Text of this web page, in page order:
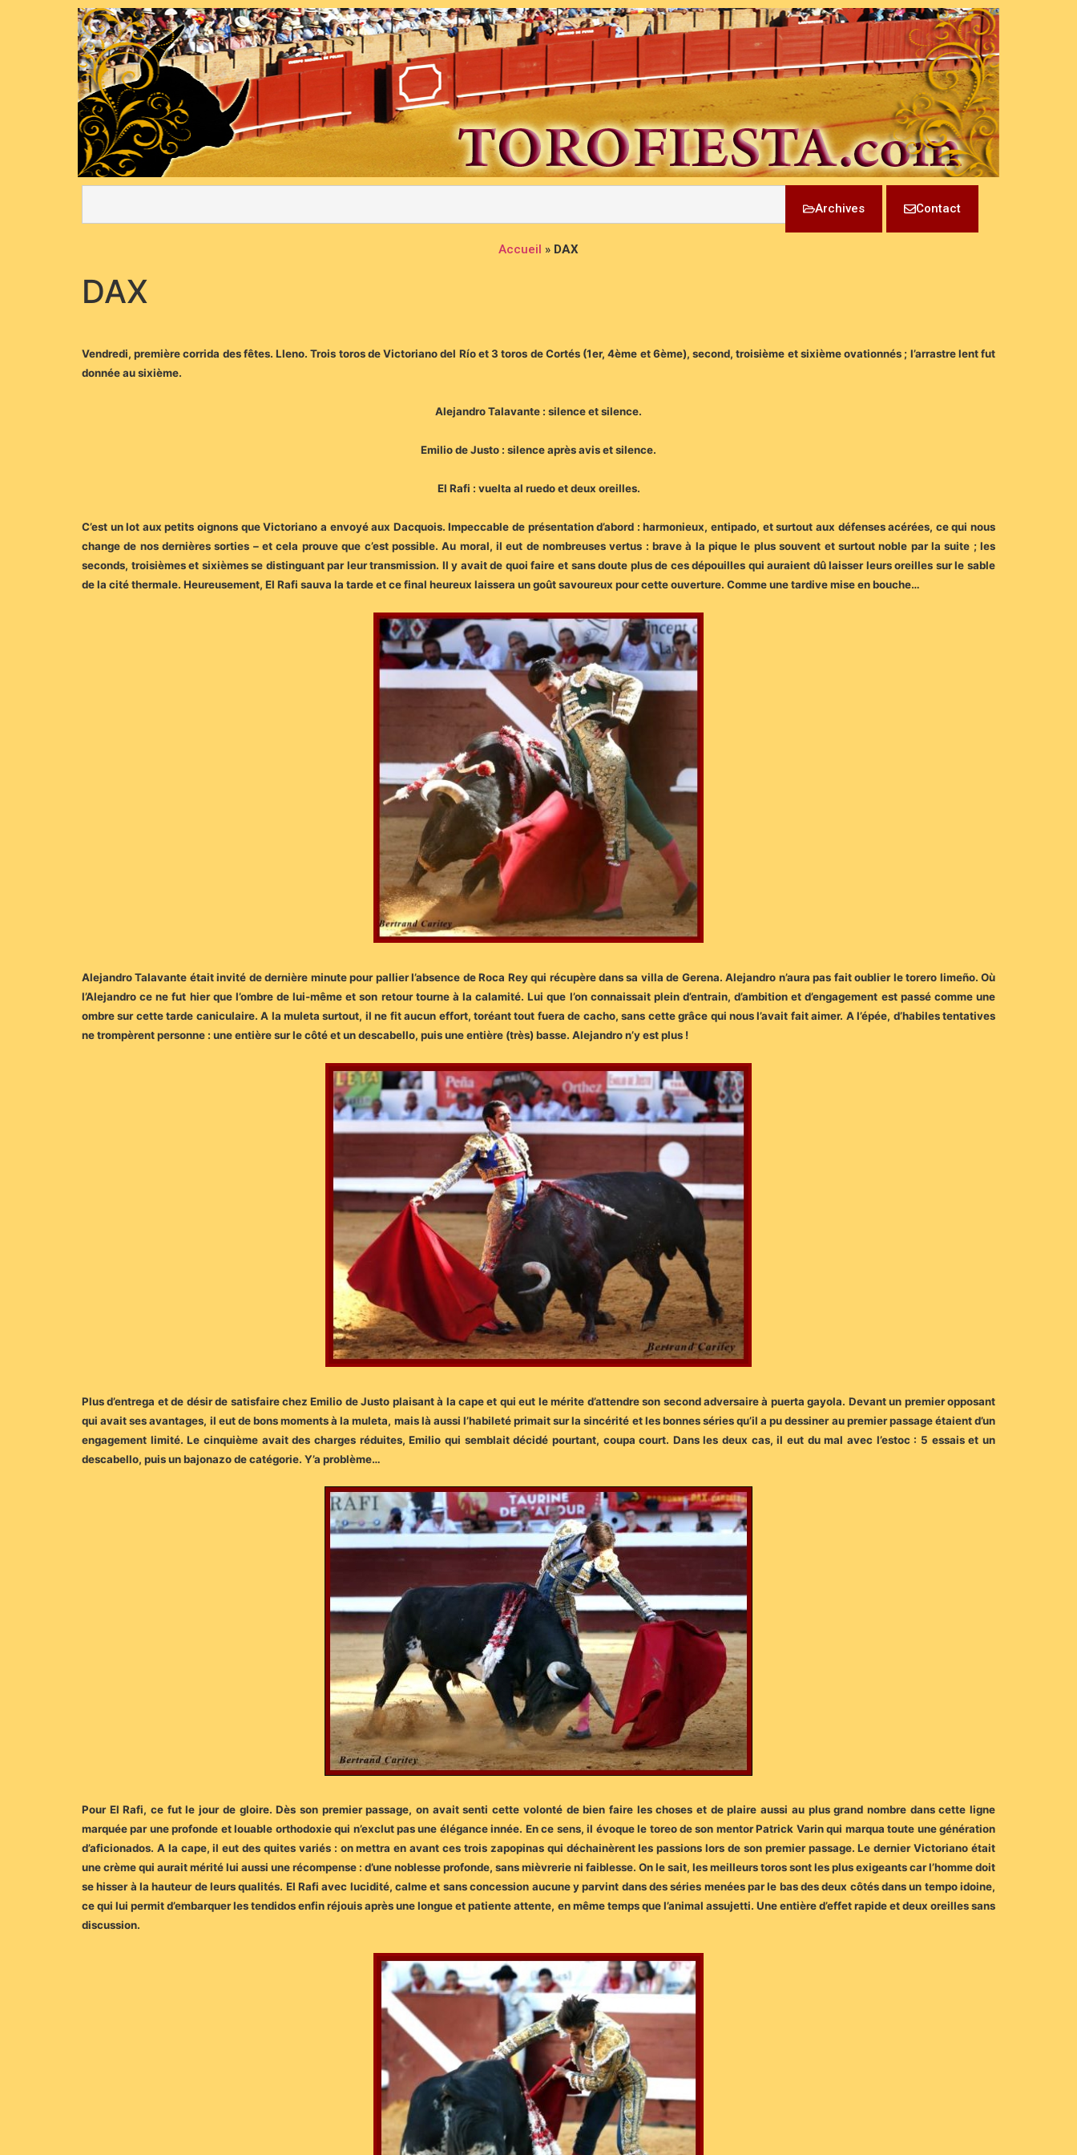
Archives Contact
Accueil » DAX
DAX
Vendredi, première corrida des fêtes. Lleno. Trois toros de Victoriano del Río et 3 toros de Cortés (1er, 4ème et 6ème), second, troisième et sixième ovationnés ; l’arrastre lent fut
donnée au sixième.
Alejandro Talavante : silence et silence.
Emilio de Justo : silence après avis et silence.
El Rafi : vuelta al ruedo et deux oreilles.
C’est un lot aux petits oignons que Victoriano a envoyé aux Dacquois. Impeccable de présentation d’abord : harmonieux, entipado, et surtout aux défenses acérées, ce qui nous
change de nos dernières sorties – et cela prouve que c’est possible. Au moral, il eut de nombreuses vertus : brave à la pique le plus souvent et surtout noble par la suite ; les
seconds, troisièmes et sixièmes se distinguant par leur transmission. Il y avait de quoi faire et sans doute plus de ces dépouilles qui auraient dû laisser leurs oreilles sur le sable
de la cité thermale. Heureusement, El Rafi sauva la tarde et ce final heureux laissera un goût savoureux pour cette ouverture. Comme une tardive mise en bouche…
Alejandro Talavante était invité de dernière minute pour pallier l’absence de Roca Rey qui récupère dans sa villa de Gerena. Alejandro n’aura pas fait oublier le torero limeño. Où
l’Alejandro ce ne fut hier que l’ombre de lui-même et son retour tourne à la calamité. Lui que l’on connaissait plein d’entrain, d’ambition et d’engagement est passé comme une
ombre sur cette tarde caniculaire. A la muleta surtout, il ne fit aucun effort, toréant tout fuera de cacho, sans cette grâce qui nous l’avait fait aimer. A l’épée, d’habiles tentatives
ne trompèrent personne : une entière sur le côté et un descabello, puis une entière (très) basse. Alejandro n’y est plus !
Plus d’entrega et de désir de satisfaire chez Emilio de Justo plaisant à la cape et qui eut le mérite d’attendre son second adversaire à puerta gayola. Devant un premier opposant
qui avait ses avantages, il eut de bons moments à la muleta, mais là aussi l’habileté primait sur la sincérité et les bonnes séries qu’il a pu dessiner au premier passage étaient d’un
engagement limité. Le cinquième avait des charges réduites, Emilio qui semblait décidé pourtant, coupa court. Dans les deux cas, il eut du mal avec l’estoc : 5 essais et un
descabello, puis un bajonazo de catégorie. Y’a problème…
Pour El Rafi, ce fut le jour de gloire. Dès son premier passage, on avait senti cette volonté de bien faire les choses et de plaire aussi au plus grand nombre dans cette ligne
marquée par une profonde et louable orthodoxie qui n’exclut pas une élégance innée. En ce sens, il évoque le toreo de son mentor Patrick Varin qui marqua toute une génération
d’aficionados. A la cape, il eut des quites variés : on mettra en avant ces trois zapopinas qui déchainèrent les passions lors de son premier passage. Le dernier Victoriano était
une crème qui aurait mérité lui aussi une récompense : d’une noblesse profonde, sans mièvrerie ni faiblesse. On le sait, les meilleurs toros sont les plus exigeants car l’homme doit
se hisser à la hauteur de leurs qualités. El Rafi avec lucidité, calme et sans concession aucune y parvint dans des séries menées par le bas des deux côtés dans un tempo idoine,
ce qui lui permit d’embarquer les tendidos enfin réjouis après une longue et patiente attente, en même temps que l’animal assujetti. Une entière d’effet rapide et deux oreilles sans
discussion.